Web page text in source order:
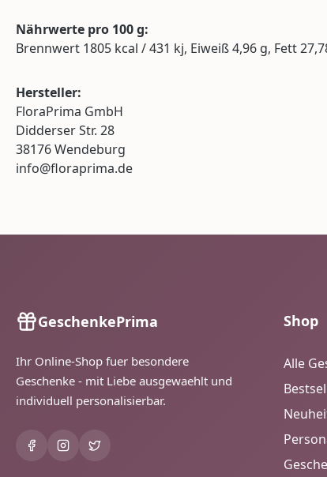
Nährwerte pro 100 g:
Brennwert 1805 kcal / 431 kj, Eiweiß 4,96 g, Fett
Hersteller:
FloraPrima GmbH
Didderser Str. 28
38176 Wendeburg
info@floraprima.de
GeschenkePrima
Ihr Online-Shop fuer besondere
Geschenke - mit Liebe ausgewaehlt und
individuell personalisierbar.
Shop
Alle